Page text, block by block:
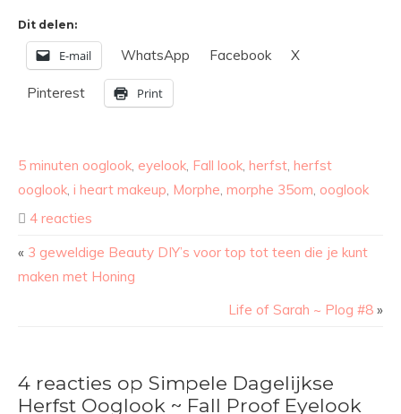
Dit delen:
E-mail WhatsApp Facebook X
Pinterest Print
5 minuten ooglook, eyelook, Fall look, herfst, herfst
ooglook, i heart makeup, Morphe, morphe 35om, ooglook
4 reacties
« 3 geweldige Beauty DIY’s voor top tot teen die je kunt
maken met Honing
Life of Sarah ~ Plog #8 »
4 reacties op Simpele Dagelijkse
Herfst Ooglook ~ Fall Proof Eyelook